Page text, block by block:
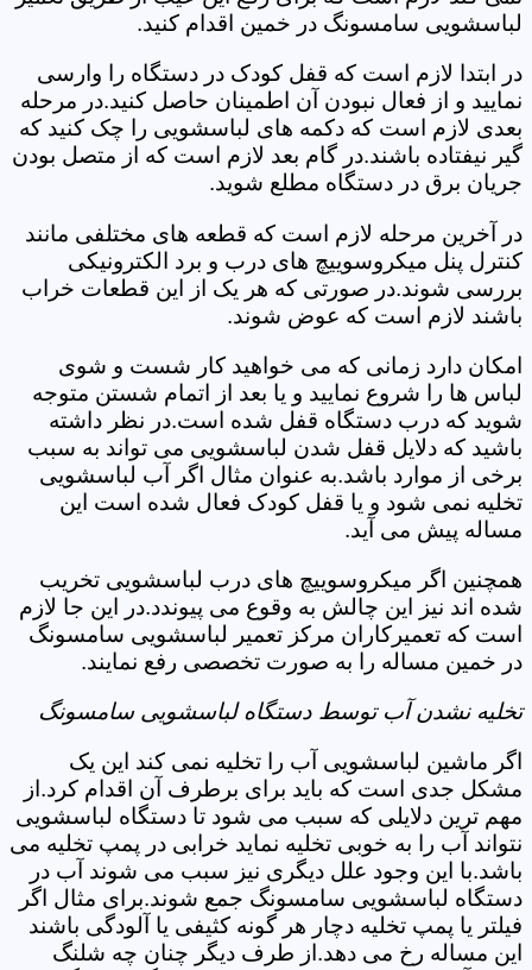
لباسشویی سامسونگ در خمین اقدام کنید.
در ابتدا لازم است که قفل کودک در دستگاه را وارسی
نمایید و از فعال نبودن آن اطمینان حاصل کنید.در مرحله
بعدی لازم است که دکمه های لباسشویی را چک کنید که
گیر نیفتاده باشند.در گام بعد لازم است که از متصل بودن
جریان برق در دستگاه مطلع شوید.
در آخرین مرحله لازم است که قطعه های مختلفی مانند
کنترل پنل میکروسوییچ های درب و برد الکترونیکی
بررسی شوند.در صورتی که هر یک از این قطعات خراب
باشند لازم است که عوض شوند.
امکان دارد زمانی که می خواهید کار شست و شوی
لباس ها را شروع نمایید و یا بعد از اتمام شستن متوجه
شوید که درب دستگاه قفل شده است.در نظر داشته
باشید که دلایل قفل شدن لباسشویی می تواند به سبب
برخی از موارد باشد.به عنوان مثال اگر آب لباسشویی
تخلیه نمی شود و یا قفل کودک فعال شده است این
مساله پیش می آید.
همچنین اگر میکروسوییچ های درب لباسشویی تخریب
شده اند نیز این چالش به وقوع می پیوندد.در این جا لازم
است که تعمیرکاران مرکز تعمیر لباسشویی سامسونگ
در خمین مساله را به صورت تخصصی رفع نمایند.
تخلیه نشدن آب توسط دستگاه لباسشویی سامسونگ
اگر ماشین لباسشویی آب را تخلیه نمی کند این یک
مشکل جدی است که باید برای برطرف آن اقدام کرد.از
مهم ترین دلایلی که سبب می شود تا دستگاه لباسشویی
نتواند آب را به خوبی تخلیه نماید خرابی در پمپ تخلیه می
باشد.با این وجود علل دیگری نیز سبب می شوند آب در
دستگاه لباسشویی سامسونگ جمع شوند.برای مثال اگر
فیلتر یا پمپ تخلیه دچار هر گونه کثیفی یا آلودگی باشند
این مساله رخ می دهد.از طرف دیگر چنان چه شلنگ